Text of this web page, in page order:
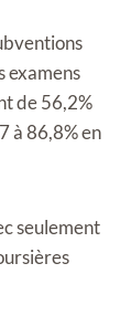
examens
de 56,2%
à 86,8% en
seulement